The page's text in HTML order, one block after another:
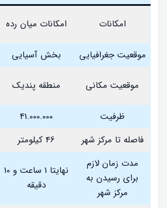
امکانات امکانات میان رده
موقعیت جغرافیایی
بخش آسیایی
موقعیت مکانی منطقه پندیک
ظرفیت
41.000.000
فاصله تا مرکز شهر
46 کیلومتر
مدت زمان لازم
برای رسیدن به
مرکز شهر
نهایتا 1 ساعت و 10
دقیقه